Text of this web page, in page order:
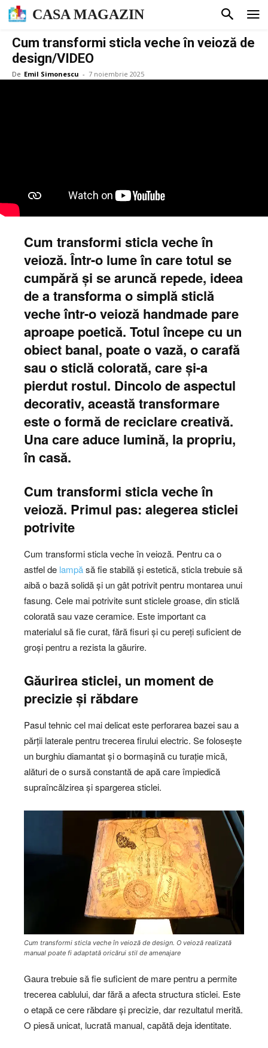
CASA MAGAZIN
Cum transformi sticla veche în veioză de
design/VIDEO
De Emil Simonescu - 7 noiembrie 2025
Cum transformi sticla veche în
veioză. Într-o lume în care totul se
cumpără și se aruncă repede, ideea
de a transforma o simplă sticlă
veche într-o veioză handmade pare
aproape poetică. Totul începe cu un
obiect banal, poate o vază, o carafă
sau o sticlă colorată, care și-a
pierdut rostul. Dincolo de aspectul
decorativ, această transformare
este o formă de reciclare creativă.
Una care aduce lumină, la propriu,
în casă.
Cum transformi sticla veche în
veioză. Primul pas: alegerea sticlei
potrivite
Cum transformi sticla veche în veioză. Pentru ca o
astfel de lampăsă fie stabilă și estetică, sticla trebuie să
aibă o bază solidă și un gât potrivit pentru montarea unui
fasung. Cele mai potrivite sunt sticlele groase, din sticlă
colorată sau vaze ceramice. Este important ca
materialul să fie curat, fără fisuri și cu pereți suficient de
groși pentru a rezista la găurire.
Găurirea sticlei, un moment de
precizie și răbdare
Pasul tehnic cel mai delicat este perforarea bazei sau a
părții laterale pentru trecerea firului electric. Se folosește
un burghiu diamantat și o bormașină cu turație mică,
alături de o sursă constantă de apă care împiedică
supraîncălzirea și spargerea sticlei.
Cum transformi sticla veche în veioză de design. O veioză realizată
manual poate fi adaptată oricărui stil de amenajare
Gaura trebuie să fie suficient de mare pentru a permite
trecerea cablului, dar fără a afecta structura sticlei. Este
o etapă ce cere răbdare și precizie, dar rezultatul merită.
O piesă unicat, lucrată manual, capătă deja identitate.